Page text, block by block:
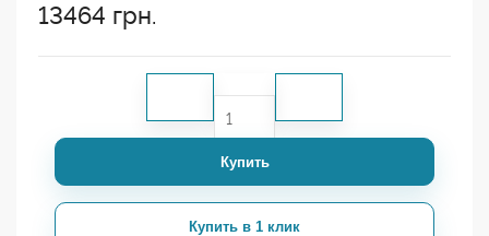
13464 грн.
Купить
Купить в 1 клик